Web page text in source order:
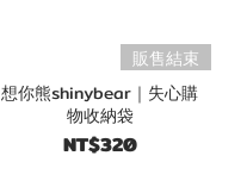
販售結束
想你熊shinybear｜失心購
物收納袋
NT$320